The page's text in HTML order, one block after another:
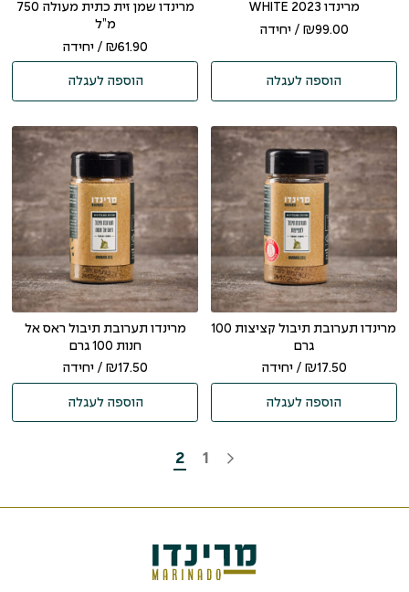
מרינדו WHITE 2023
₪99.00 / יחידה
הוספה לעגלה
מרינדו שמן זית כתית מעולה 750
מ”ל
₪61.90 / יחידה
הוספה לעגלה
מרינדו תערובת תיבול קציצות 100
גרם
₪17.50 / יחידה
הוספה לעגלה
מרינדו תערובת תיבול ראס אל
חנות 100 גרם
₪17.50 / יחידה
הוספה לעגלה
1
2